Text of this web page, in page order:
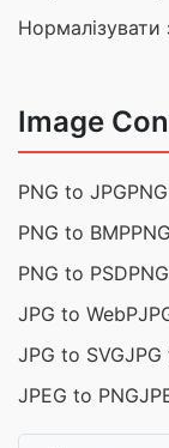
Нормалізувати
Image
PNG to JPG
PNG to BMP
PNG to PSD
JPG to WebP
JPG to SVGJPG
JPEG to PNG